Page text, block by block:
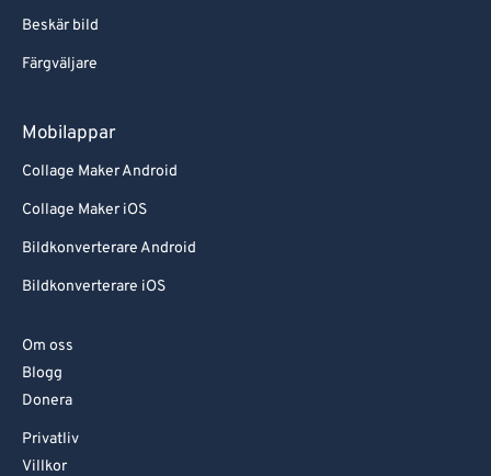
Beskär bild
Färgväljare
Mobilappar
Collage Maker Android
Collage Maker iOS
Bildkonverterare Android
Bildkonverterare iOS
Om oss
Blogg
Donera
Privatliv
Villkor